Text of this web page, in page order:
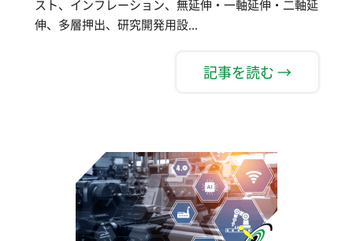
スト、インフレーション、無延伸・一軸延伸・二軸延
伸、多層押出、研究開発用設...
記事を読む →